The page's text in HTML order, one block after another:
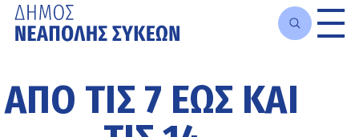
κυρίως
περιεχόμενο
ΑΠΌ ΤΙΣ 7 ΈΩΣ ΚΑΙ